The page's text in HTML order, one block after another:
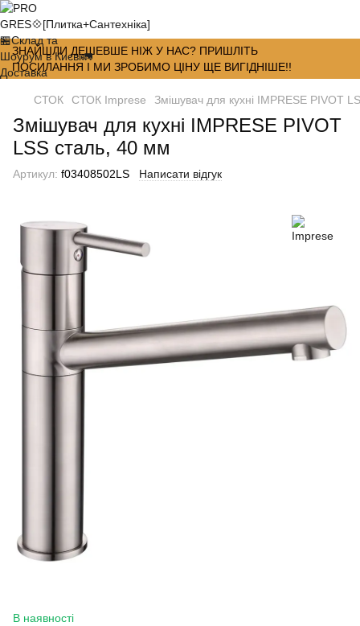
ЗНАЙШЛИ ДЕШЕВШЕ НІЖ У НАС? ПРИШЛІТЬ
ПОСИЛАННЯ І МИ ЗРОБИМО ЦІНУ ЩЕ ВИГІДНІШЕ!!
СТОК СТОК Imprese Змішувач для кухні IMPRESE PIVOT
Змішувач для кухні IMPRESE PIVOT
LSS сталь, 40 мм
Артикул: f03408502LS Написати відгук
В наявності